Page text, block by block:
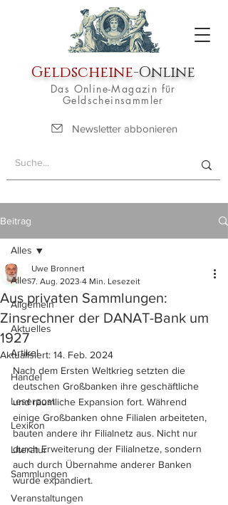
Geldscheine-Online
Das Online-Magazin für
Geldscheinsammler
Newsletter abbonieren
Beitrag
Alles
Allgemein
Aktuelles
Artikel
Handel
Leserpost
Lexikon
Literatur
Sammlungen
Veranstaltungen
Alles
Aus privaten Sammlungen:
Zinsrechner der DANAT-Bank um
1927
Uwe Bronnert
7. Aug. 2023 4 Min. Lesezeit
Aktualisiert: 14. Feb. 2024
Nach dem Ersten Weltkrieg setzten die
deutschen Großbanken ihre geschäftliche
und räumliche Expansion fort. Während
einige Großbanken ohne Filialen arbeiteten,
bauten andere ihr Filialnetz aus. Nicht nur
durch Erweiterung der Filialnetze, sondern
auch durch Übernahme anderer Banken
wurde expandiert.